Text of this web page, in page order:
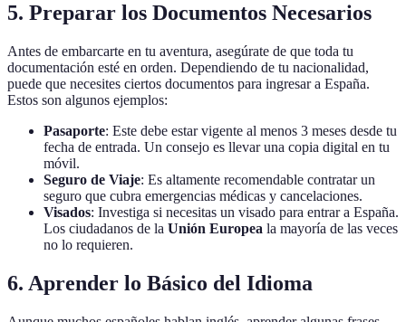
5. Preparar los Documentos Necesarios
Antes de embarcarte en tu aventura, asegúrate de que toda tu
documentación esté en orden. Dependiendo de tu nacionalidad,
puede que necesites ciertos documentos para ingresar a España.
Estos son algunos ejemplos:
Pasaporte: Este debe estar vigente al menos 3 meses desde tu
fecha de entrada. Un consejo es llevar una copia digital en tu
móvil.
Seguro de Viaje: Es altamente recomendable contratar un
seguro que cubra emergencias médicas y cancelaciones.
Visados: Investiga si necesitas un visado para entrar a España.
Los ciudadanos de la Unión Europea la mayoría de las veces
no lo requieren.
6. Aprender lo Básico del Idioma